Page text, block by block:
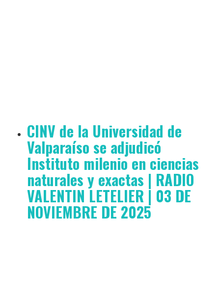
CINV de la Universidad de
Valparaíso se adjudicó
Instituto milenio en ciencias
naturales y exactas | RADIO
VALENTIN LETELIER | 03 DE
NOVIEMBRE DE 2025